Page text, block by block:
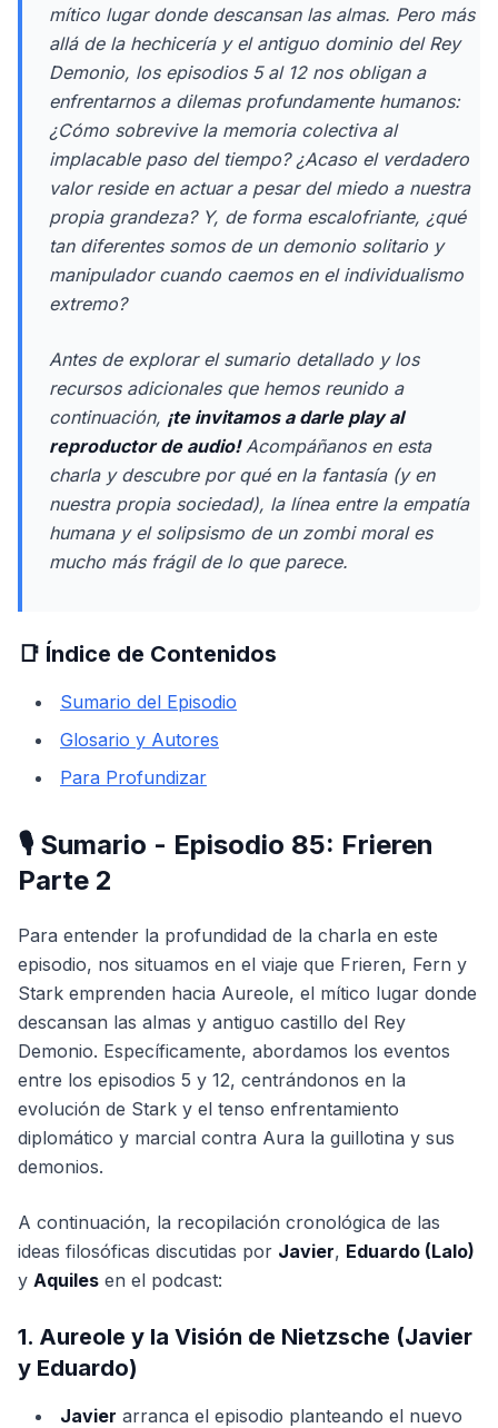
mítico lugar donde descansan las almas. Pero más
allá de la hechicería y el antiguo dominio del Rey
Demonio, los episodios 5 al 12 nos obligan a
enfrentarnos a dilemas profundamente humanos:
¿Cómo sobrevive la memoria colectiva al
implacable paso del tiempo? ¿Acaso el verdadero
valor reside en actuar a pesar del miedo a nuestra
propia grandeza? Y, de forma escalofriante, ¿qué
tan diferentes somos de un demonio solitario y
manipulador cuando caemos en el individualismo
extremo?
Antes de explorar el sumario detallado y los
recursos adicionales que hemos reunido a
continuación, ¡te invitamos a darle playal
reproductor de audio!Acompáñanos en esta
charla y descubre por qué en la fantasía (y en
nuestra propia sociedad), la línea entre la empatía
humana y el solipsismo de un zombi moral es
mucho más frágil de lo que parece.
📑 Índice de Contenidos
Sumario del Episodio
Glosario y Autores
Para Profundizar
🎙️ Sumario - Episodio 85: Frieren
Parte 2
Para entender la profundidad de la charla en este
episodio, nos situamos en el viaje que Frieren, Fern y
Stark emprenden hacia Aureole, el mítico lugar donde
descansan las almas y antiguo castillo del Rey
Demonio. Específicamente, abordamos los eventos
entre los episodios 5 y 12, centrándonos en la
evolución de Stark y el tenso enfrentamiento
diplomático y marcial contra Aura la guillotina y sus
demonios.
A continuación, la recopilación cronológica de las
ideas filosóficas discutidas por Javier, Eduardo (Lalo)
y Aquiles en el podcast:
1. Aureole y la Visión de Nietzsche (Javier
y Eduardo)
Javier arranca el episodio planteando el nuevo